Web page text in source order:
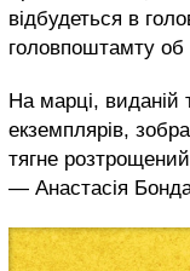
відбудеться в
головпоштамту об
На марці, виданій
екземплярів,
тягне
— Анастасія